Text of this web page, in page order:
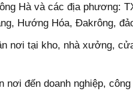
Hà và các địa phương:
Hướng Hóa, Đakrông,
nơi tại kho, nhà xưởng,
nơi đến doanh nghiệp,